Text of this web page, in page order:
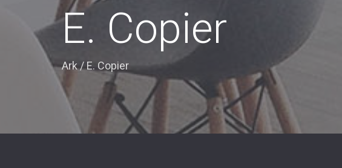
E. Copier
Ark/ E. Copier